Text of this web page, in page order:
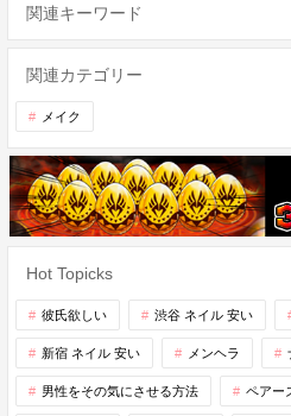
関連キーワード
関連カテゴリー
メイク
Hot Topicks
彼氏欲しい 渋谷 ネイル 安い
新宿 ネイル 安い メンヘラ
男性をその気にさせる方法 ペアー